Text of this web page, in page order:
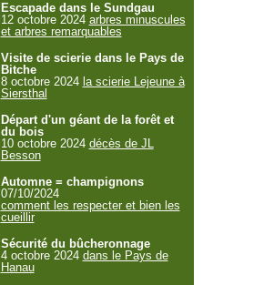
Escapade dans le Sundgau
12 octobre 2024 arbres minuscules
et arbres remarquables
Visite de scierie dans le Pays de
Bitche
8 octobre 2024 la scierie Lejeune à
Siersthal
Départ d'un géant de la forêt et
du bois
10 octobre 2024 décès de JL
Besson
Automne = champignons
07/10/2024
comment les respecter et bien les
cueillir
Sécurité du bûcheronnage
4 octobre 2024 dans le Pays de
Hanau